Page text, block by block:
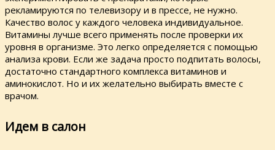
рекламируются по телевизору и в прессе, не нужно.
Качество волос у каждого человека индивидуальное.
Витамины лучше всего применять после проверки их
уровня в организме. Это легко определяется с помощью
анализа крови. Если же задача просто подпитать волосы,
достаточно стандартного комплекса витаминов и
аминокислот. Но и их желательно выбирать вместе с
врачом.
Идем в салон